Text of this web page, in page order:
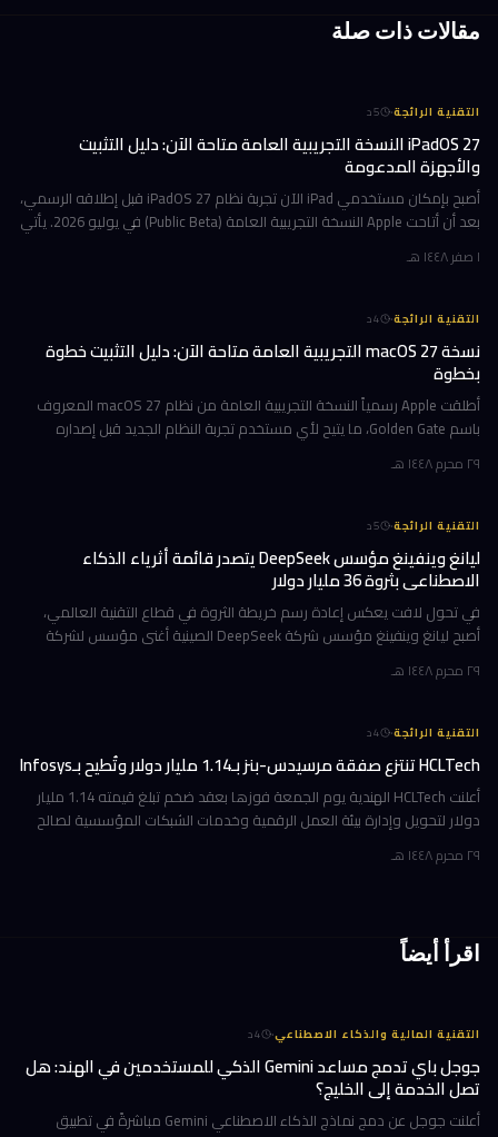
مقالات ذات صلة
التقنية الرائجة·
5د
iPadOS 27 النسخة التجريبية العامة متاحة الآن: دليل التثبيت
والأجهزة المدعومة
أصبح بإمكان مستخدمي iPad الآن تجربة نظام iPadOS 27 قبل إطلاقه الرسمي،
بعد أن أتاحت Apple النسخة التجريبية العامة (Public Beta) في يوليو 2026. يأتي
١ صفر ١٤٤٨ هـ
التقنية الرائجة·
4د
نسخة macOS 27 التجريبية العامة متاحة الآن: دليل التثبيت خطوة
بخطوة
أطلقت Apple رسمياً النسخة التجريبية العامة من نظام macOS 27 المعروف
باسم Golden Gate، ما يتيح لأي مستخدم تجربة النظام الجديد قبل إصداره
٢٩ محرم ١٤٤٨ هـ
التقنية الرائجة·
5د
ليانغ وينفينغ مؤسس DeepSeek يتصدر قائمة أثرياء الذكاء
الاصطناعي بثروة 36 مليار دولار
في تحول لافت يعكس إعادة رسم خريطة الثروة في قطاع التقنية العالمي،
أصبح ليانغ وينفينغ مؤسس شركة DeepSeek الصينية أغنى مؤسس لشركة
٢٩ محرم ١٤٤٨ هـ
التقنية الرائجة·
4د
HCLTech تنتزع صفقة مرسيدس-بنز بـ1.14 مليار دولار وتُطيح بـInfosys
أعلنت HCLTech الهندية يوم الجمعة فوزها بعقد ضخم تبلغ قيمته 1.14 مليار
دولار لتحويل وإدارة بيئة العمل الرقمية وخدمات الشبكات المؤسسية لصالح
٢٩ محرم ١٤٤٨ هـ
اقرأ أيضاً
التقنية المالية والذكاء الاصطناعي·
4د
جوجل باي تدمج مساعد Gemini الذكي للمستخدمين في الهند: هل
تصل الخدمة إلى الخليج؟
أعلنت جوجل عن دمج نماذج الذكاء الاصطناعي Gemini مباشرةً في تطبيق